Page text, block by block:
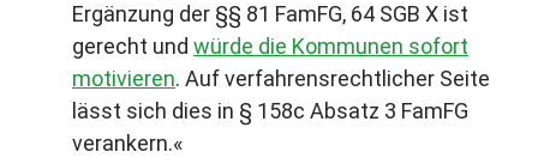
Ergänzung der §§ 81 FamFG, 64 SGB X ist
gerecht und würde die Kommunen sofort
motivieren. Auf verfahrensrechtlicher Seite
lässt sich dies in § 158c Absatz 3 FamFG
verankern.«